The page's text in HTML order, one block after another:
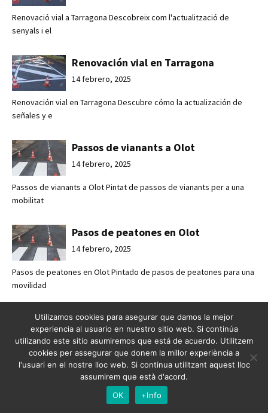
Renovació vial a Tarragona Descobreix com l'actualització de
senyals i el
Renovación vial en Tarragona
14 febrero, 2025
Renovación vial en Tarragona Descubre cómo la actualización de
señales y e
Passos de vianants a Olot
14 febrero, 2025
Passos de vianants a Olot Pintat de passos de vianants per a una
mobilitat
Pasos de peatones en Olot
14 febrero, 2025
Pasos de peatones en Olot Pintado de pasos de peatones para una
movilidad
Mejorando la seguridad vial en
Esplugues de Llobregat
7 febrero, 2025
Mejorando la seguridad vial en Esplugues de Llobregat Crossabsa
Utilizamos cookies para asegurar que damos la mejor
experiencia al usuario en nuestro sitio web. Si continúa
utilizando este sitio asumiremos que está de acuerdo. Utilitzem
cookies per assegurar que donem la millor experiència a
l'usuari en el nostre lloc web. Si continua utilitzant aquest lloc
assumirem que està d'acord.
OK
+Info